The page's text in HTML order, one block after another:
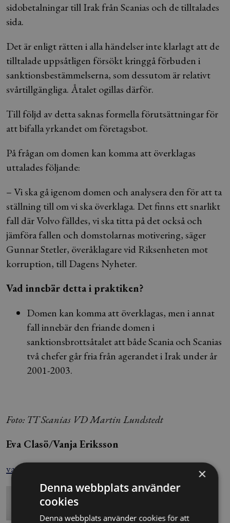
sidobetalningar till Irak från Scanias och de tilltalades
sida.
Det är enligt rätten i alla händelser inte klarlagt att de
tilltalade uppsåtligen försökt kringgå förbuden i
sanktionsbestämmelserna, som dessutom är relativt
svårtillgängliga. Åtalet ogillas därför.
Till följd av detta saknas formella förutsättningar för
att bifalla yrkandet om företagsbot.
På frågan om domen kan komma att överklagas
uttalades följande:
– Vi ska gå igenom domen och analysera den för att ta
ställning till om vi ska överklaga. Det finns ett snarlikt
fall där Volvo fälldes, vi ska titta på det också och
jämföra fallen och domstolarnas motivering, säger
Gunnar Stetler, överåklagare vid Riksenheten mot
korruption, till Dagens Nyheter.
Vad innebär detta i praktiken?
Domen kan komma att överklagas, men i annat
fall innebär den friande domen i
sanktionsbrottsåtalet att både Scania och Scanias
två chefer går fria från agerandet i Irak under år
2001-2003.
Foto: TT Scanias VD Martin Lundstedt
Eva Clasö/Vanja Eriksson
vanja.eriksson@blendow.se
×
Denna webbplats använder
cookies
Denna webbplats använder cookies för att